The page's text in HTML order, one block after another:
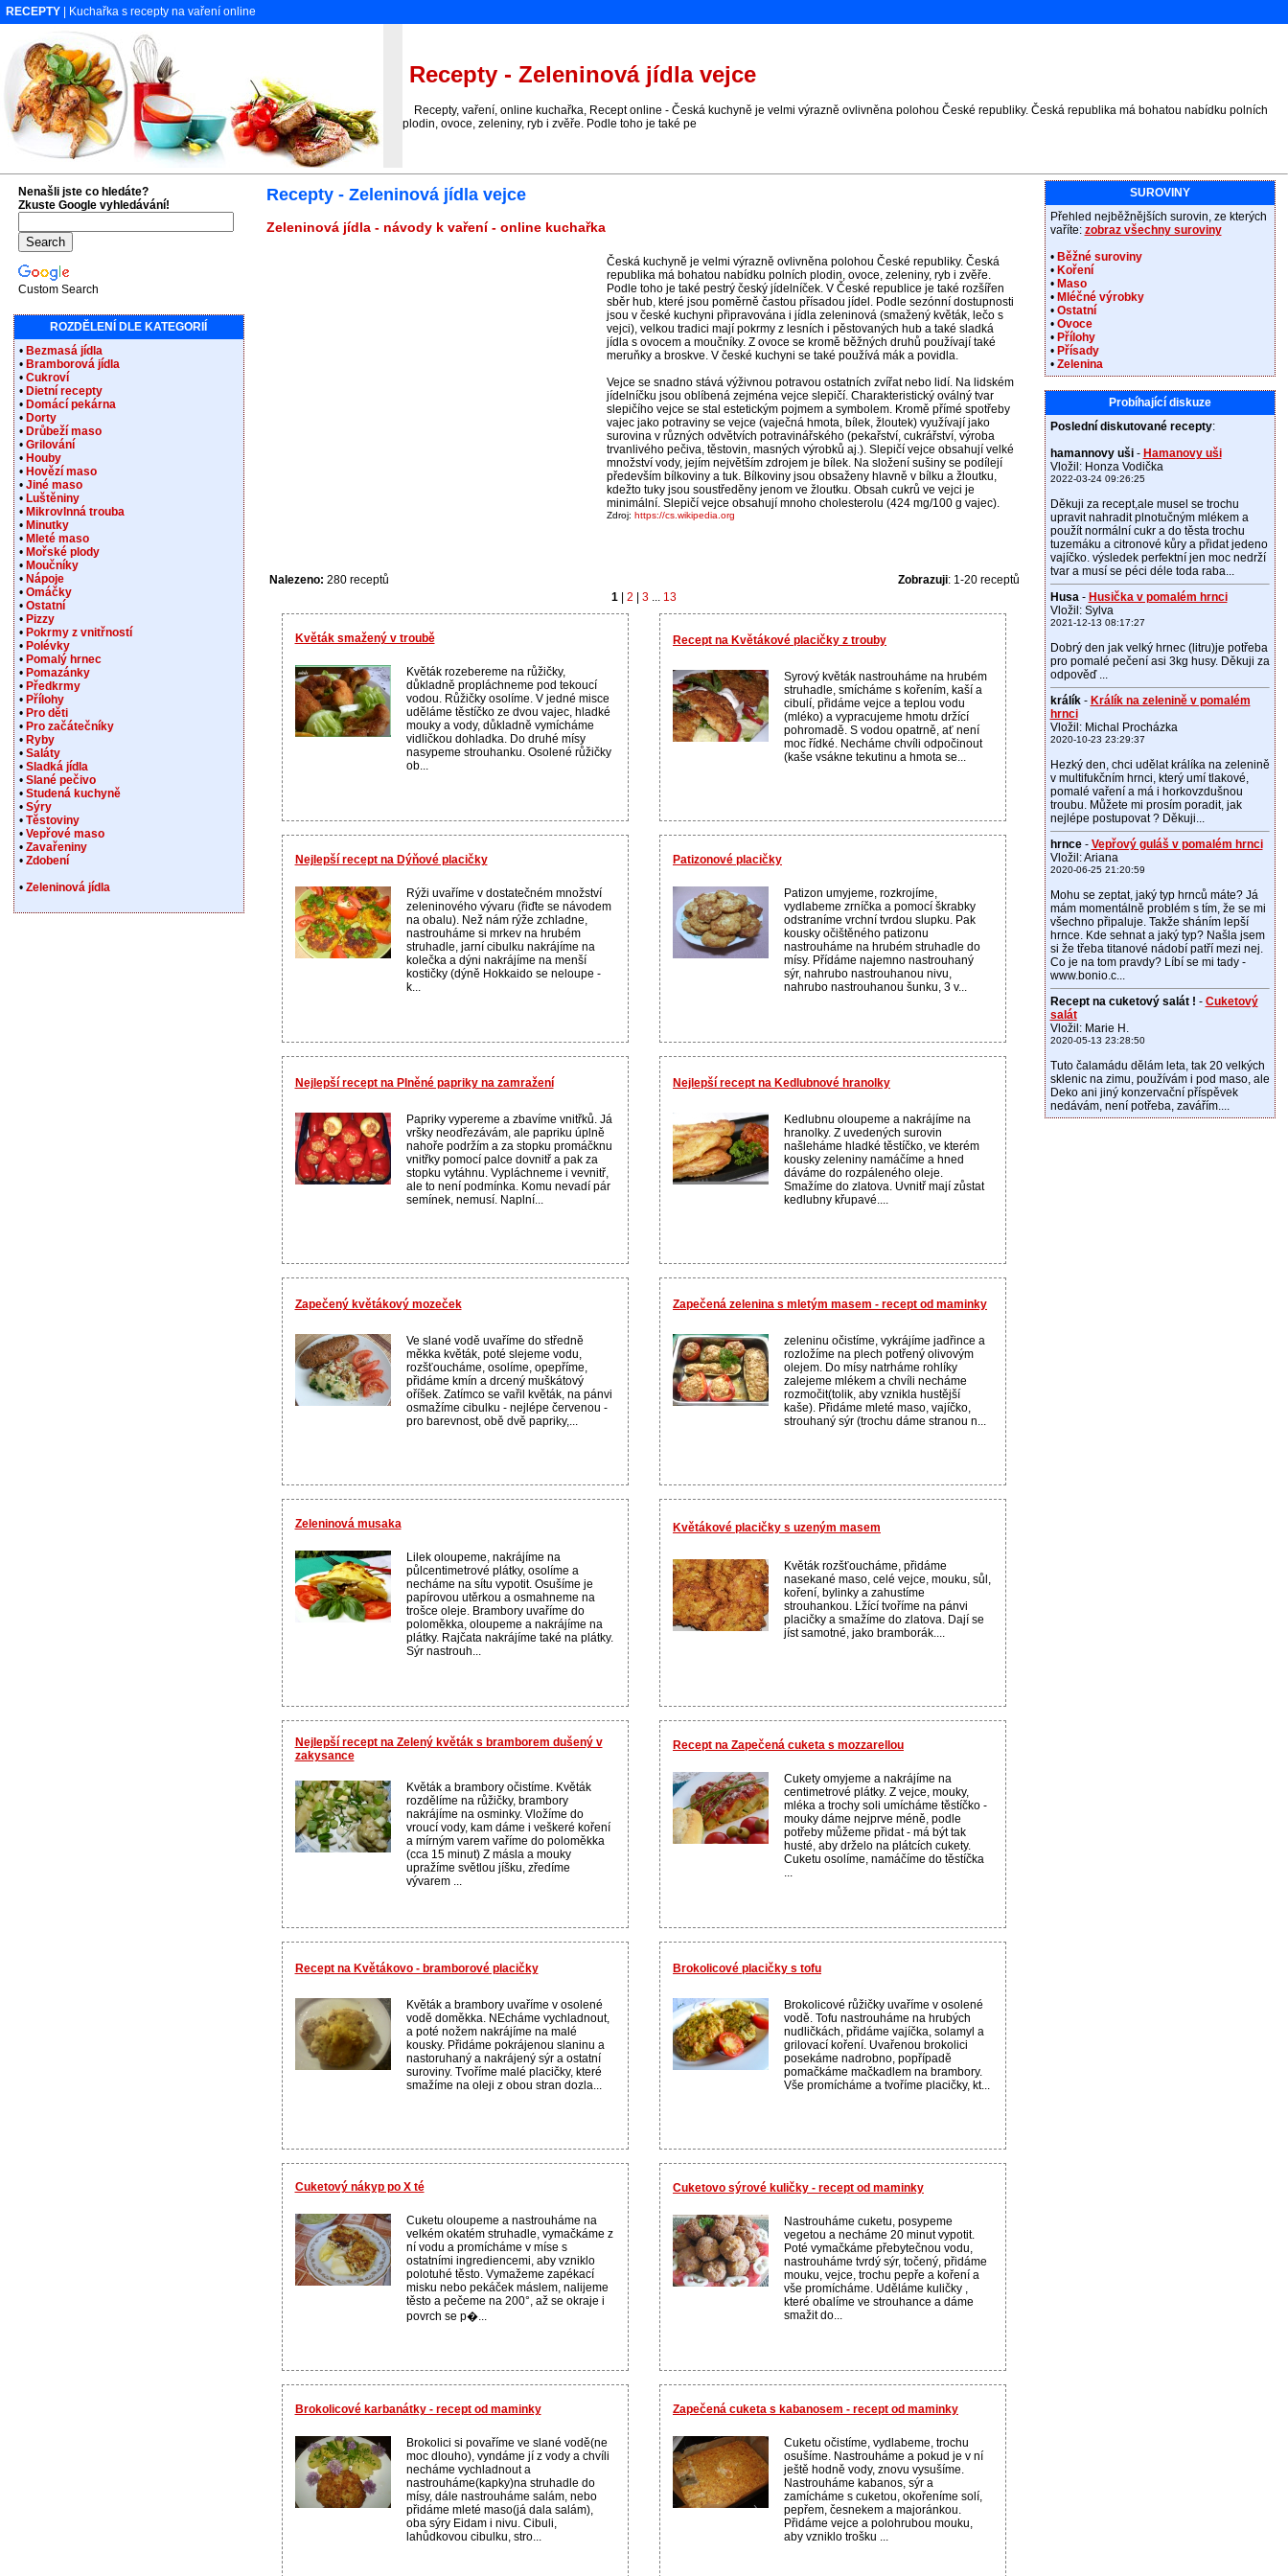
RECEPTY | Kuchařka s recepty na vaření online
Recepty - Zeleninová jídla vejce
Recepty, vaření, online kuchařka, Recept online - Česká kuchyně je velmi výrazně ovlivněna polohou České republiky. Česká republika má bohatou nabídku polních
plodin, ovoce, zeleniny, ryb i zvěře. Podle toho je také pe
Recepty - Zeleninová jídla vejce
Zeleninová jídla - návody k vaření - online kuchařka
Česká kuchyně je velmi výrazně ovlivněna polohou České republiky. Česká
republika má bohatou nabídku polních plodin, ovoce, zeleniny, ryb i zvěře.
Podle toho je také pestrý český jídelníček. V České republice je také rozšířen
sběr hub, které jsou poměrně častou přísadou jídel. Podle sezónní dostupnosti
jsou v české kuchyni připravována i jídla zeleninová (smažený květák, lečo s
vejci), velkou tradici mají pokrmy z lesních i pěstovaných hub a také sladká
jídla s ovocem a moučníky. Z ovoce se kromě běžných druhů používají také
meruňky a broskve. V české kuchyni se také používá mák a povidla.
Vejce se snadno stává výživnou potravou ostatních zvířat nebo lidí. Na lidském
jídelníčku jsou oblíbená zejména vejce slepičí. Charakteristický oválný tvar
slepičího vejce se stal estetickým pojmem a symbolem. Kromě přímé spotřeby
vajec jako potraviny se vejce (vaječná hmota, bílek, žloutek) využívají jako
surovina v různých odvětvích potravinářského (pekařství, cukrářství, výroba
trvanlivého pečiva, těstovin, masných výrobků aj.). Slepičí vejce obsahují velké
množství vody, jejím největším zdrojem je bílek. Na složení sušiny se podílejí
především bílkoviny a tuk. Bílkoviny jsou obsaženy hlavně v bílku a žloutku,
kdežto tuky jsou soustředěny jenom ve žloutku. Obsah cukrů ve vejci je
minimální. Slepičí vejce obsahují mnoho cholesterolu (424 mg/100 g vajec).
Zdroj: https://cs.wikipedia.org
Nalezeno: 280 receptů Zobrazuji: 1-20 receptů
1
2 3 ... 13
Květák smažený v troubě
Květák rozebereme na růžičky,
důkladně propláchneme pod tekoucí
vodou. Růžičky osolíme. V jedné misce
uděláme těstíčko ze dvou vajec, hladké
mouky a vody, důkladně vymícháme
vidličkou dohladka. Do druhé mísy
nasypeme strouhanku. Osolené růžičky
ob...
Recept na Květákové placičky z trouby
Syrový květák nastrouháme na hrubém
struhadle, smícháme s kořením, kaší a
cibulí, přidáme vejce a teplou vodu
(mléko) a vypracujeme hmotu držící
pohromadě. S vodou opatrně, ať není
moc řídké. Necháme chvíli odpočinout
(kaše vsákne tekutinu a hmota se...
Nejlepší recept na Dýňové placičky
Rýži uvaříme v dostatečném množství
zeleninového vývaru (řiďte se návodem
na obalu). Než nám rýže zchladne,
nastrouháme si mrkev na hrubém
struhadle, jarní cibulku nakrájíme na
kolečka a dýni nakrájíme na menší
kostičky (dýně Hokkaido se neloupe -
k...
Patizonové placičky
Patizon umyjeme, rozkrojíme,
vydlabeme zrníčka a pomocí škrabky
odstraníme vrchní tvrdou slupku. Pak
kousky očištěného patizonu
nastrouháme na hrubém struhadle do
mísy. Přídáme najemno nastrouhaný
sýr, nahrubo nastrouhanou nivu,
nahrubo nastrouhanou šunku, 3 v...
Nejlepší recept na Plněné papriky na zamražení
Papriky vypereme a zbavíme vnitřků. Já
vršky neodřezávám, ale papriku úplně
nahoře podržím a za stopku promáčknu
vnitřky pomocí palce dovnitř a pak za
stopku vytáhnu. Vypláchneme i vevnitř,
ale to není podmínka. Komu nevadí pár
semínek, nemusí. Naplní...
Nejlepší recept na Kedlubnové hranolky
Kedlubnu oloupeme a nakrájíme na
hranolky. Z uvedených surovin
našleháme hladké těstíčko, ve kterém
kousky zeleniny namáčíme a hned
dáváme do rozpáleného oleje.
Smažíme do zlatova. Uvnitř mají zůstat
kedlubny křupavé....
Zapečený květákový mozeček
Ve slané vodě uvaříme do středně
měkka květák, poté slejeme vodu,
rozšťoucháme, osolíme, opepříme,
přidáme kmín a drcený muškátový
oříšek. Zatímco se vařil květák, na pánvi
osmažíme cibulku - nejlépe červenou -
pro barevnost, obě dvě papriky,...
Zapečená zelenina s mletým masem - recept od maminky
zeleninu očistíme, vykrájíme jadřince a
rozložíme na plech potřený olivovým
olejem. Do mísy natrháme rohlíky
zalejeme mlékem a chvíli necháme
rozmočit(tolik, aby vznikla hustější
kaše). Přidáme mleté maso, vajíčko,
strouhaný sýr (trochu dáme stranou n...
Zeleninová musaka
Lilek oloupeme, nakrájíme na
půlcentimetrové plátky, osolíme a
necháme na sítu vypotit. Osušíme je
papírovou utěrkou a osmahneme na
trošce oleje. Brambory uvaříme do
poloměkka, oloupeme a nakrájíme na
plátky. Rajčata nakrájíme také na plátky.
Sýr nastrouh...
Květákové placičky s uzeným masem
Květák rozšťoucháme, přidáme
nasekané maso, celé vejce, mouku, sůl,
koření, bylinky a zahustíme
strouhankou. Lžící tvoříme na pánvi
placičky a smažíme do zlatova. Dají se
jíst samotné, jako bramborák....
Nejlepší recept na Zelený květák s bramborem dušený v
zakysance
Květák a brambory očistíme. Květák
rozdělíme na růžičky, brambory
nakrájíme na osminky. Vložíme do
vroucí vody, kam dáme i veškeré koření
a mírným varem vaříme do poloměkka
(cca 15 minut) Z másla a mouky
upražíme světlou jíšku, zředíme
vývarem ...
Recept na Zapečená cuketa s mozzarellou
Cukety omyjeme a nakrájíme na
centimetrové plátky. Z vejce, mouky,
mléka a trochy soli umícháme těstíčko -
mouky dáme nejprve méně, podle
potřeby můžeme přidat - má být tak
husté, aby drželo na plátcích cukety.
Cuketu osolíme, namáčíme do těstíčka
...
Recept na Květákovo - bramborové placičky
Květák a brambory uvaříme v osolené
vodě doměkka. NEcháme vychladnout,
a poté nožem nakrájíme na malé
kousky. Přidáme pokrájenou slaninu a
nastoruhaný a nakrájený sýr a ostatní
suroviny. Tvoříme malé placičky, které
smažíme na oleji z obou stran dozla...
Brokolicové placičky s tofu
Brokolicové růžičky uvaříme v osolené
vodě. Tofu nastrouháme na hrubých
nudličkách, přidáme vajíčka, solamyl a
grilovací koření. Uvařenou brokolici
posekáme nadrobno, popřípadě
pomačkáme mačkadlem na brambory.
Vše promícháme a tvoříme placičky, kt...
Cuketový nákyp po X té
Cuketu oloupeme a nastrouháme na
velkém okatém struhadle, vymačkáme z
ní vodu a promícháme v míse s
ostatními ingrediencemi, aby vzniklo
polotuhé těsto. Vymažeme zapékací
misku nebo pekáček máslem, nalijeme
těsto a pečeme na 200°, až se okraje i
povrch se p�...
Cuketovo sýrové kuličky - recept od maminky
Nastrouháme cuketu, posypeme
vegetou a necháme 20 minut vypotit.
Poté vymačkáme přebytečnou vodu,
nastrouháme tvrdý sýr, točený, přidáme
mouku, vejce, trochu pepře a koření a
vše promícháme. Uděláme kuličky ,
které obalíme ve strouhance a dáme
smažit do...
Brokolicové karbanátky - recept od maminky
Brokolici si povaříme ve slané vodě(ne
moc dlouho), vyndáme jí z vody a chvíli
necháme vychladnout a
nastrouháme(kapky)na struhadle do
mísy, dále nastrouháme salám, nebo
přidáme mleté maso(já dala salám),
oba sýry Eidam i nivu. Cibuli,
lahůdkovou cibulku, stro...
Zapečená cuketa s kabanosem - recept od maminky
Cuketu očistíme, vydlabeme, trochu
osušíme. Nastrouháme a pokud je v ní
ještě hodně vody, znovu vysušíme.
Nastrouháme kabanos, sýr a
zamícháme s cuketou, okořeníme solí,
pepřem, česnekem a majoránkou.
Přidáme vejce a polohrubou mouku,
aby vzniklo trošku ...
Nenašli jste co hledáte?
Zkuste Google vyhledávání!
Custom Search
ROZDĚLENÍ DLE KATEGORIÍ
• Bezmasá jídla
• Bramborová jídla
• Cukroví
• Dietní recepty
• Domácí pekárna
• Dorty
• Drůbeží maso
• Grilování
• Houby
• Hovězí maso
• Jiné maso
• Luštěniny
• Mikrovlnná trouba
• Minutky
• Mleté maso
• Mořské plody
• Moučníky
• Nápoje
• Omáčky
• Ostatní
• Pizzy
• Pokrmy z vnitřností
• Polévky
• Pomalý hrnec
• Pomazánky
• Předkrmy
• Přílohy
• Pro děti
• Pro začátečníky
• Ryby
• Saláty
• Sladká jídla
• Slané pečivo
• Studená kuchyně
• Sýry
• Těstoviny
• Vepřové maso
• Zavařeniny
• Zdobení
• Zeleninová jídla
SUROVINY
Přehled nejběžnějších surovin, ze kterých
vaříte: zobraz všechny suroviny
• Běžné suroviny
• Koření
• Maso
• Mléčné výrobky
• Ostatní
• Ovoce
• Přílohy
• Přísady
• Zelenina
Probíhající diskuze
Poslední diskutované recepty:
hamannovy uši- Hamanovy uši
Vložil: Honza Vodička
2022-03-24 09:26:25
Děkuji za recept,ale musel se trochu
upravit nahradit plnotučným mlékem a
použít normální cukr a do těsta trochu
tuzemáku a citronové kůry a přidat jedeno
vajíčko. výsledek perfektní jen moc nedrží
tvar a musí se péci déle toda raba...
Husa- Husička v pomalém hrnci
Vložil: Sylva
2021-12-13 08:17:27
Dobrý den jak velký hrnec (litru)je potřeba
pro pomalé pečení asi 3kg husy. Děkuji za
odpověď ...
králík- Králík na zelenině v pomalém
hrnci
Vložil: Michal Procházka
2020-10-23 23:29:37
Hezký den, chci udělat králíka na zelenině
v multifukčním hrnci, který umí tlakové,
pomalé vaření a má i horkovzdušnou
troubu. Můžete mi prosím poradit, jak
nejlépe postupovat ? Děkuji...
hrnce- Vepřový guláš v pomalém hrnci
Vložil: Ariana
2020-06-25 21:20:59
Mohu se zeptat, jaký typ hrnců máte? Já
mám momentálně problém s tím, že se mi
všechno připaluje. Takže sháním lepší
hrnce. Kde sehnat a jaký typ? Našla jsem
si že třeba titanové nádobí patří mezi nej.
Co je na tom pravdy? Líbí se mi tady -
www.bonio.c...
Recept na cuketový salát ! - Cuketový
salát
Vložil: Marie H.
2020-05-13 23:28:50
Tuto čalamádu dělám leta, tak 20 velkých
sklenic na zimu, používám i pod maso, ale
Deko ani jiný konzervační příspěvek
nedávám, není potřeba, zavářím....